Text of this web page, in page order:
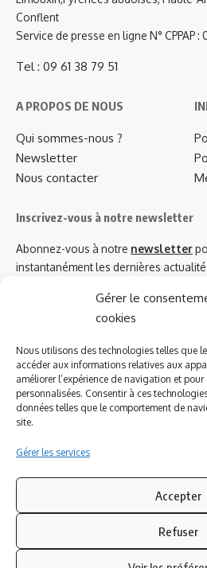
Gérer le
cookies
Nous utilisons des technologies telles que
accéder aux informations relatives aux
améliorer l’expérience de navigation et
personnalisées. Consentir à ces
données telles que le comportement de
site.
Gérer les services
Accepter
Refuser
Conflent
Service de presse en ligne N° CPPAP :
Tel : 09 61 38 79 51
A PROPOS DE NOUS
Qui sommes-nous ?
Newsletter
Nous contacter
Inscrivez-vous à notre newsletter
Abonnez-vous à notre newsletter
instantanément les dernières
Azinat.com TV soutient